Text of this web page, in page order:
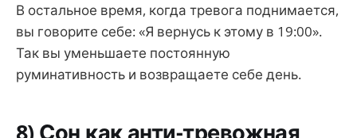
В остальное время, когда тревога поднимается,
вы говорите себе: «Я вернусь к этому в 19:00».
Так вы уменьшаете постоянную
руминативность и возвращаете себе день.
8) Сон как анти-тревожная